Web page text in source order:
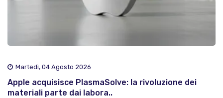
Martedì, 04 Agosto 2026
Apple acquisisce PlasmaSolve: la rivoluzione dei
materiali parte dai labora..